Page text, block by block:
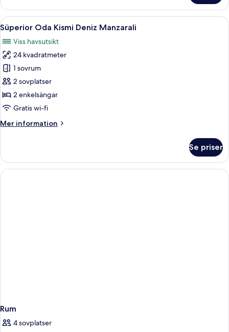
rum
Öppna
alla
foton
för
Süperior
Oda
Kismi
Deniz
Minibar med vissa gratis produkter,
1
Süperior Oda Kismi Deniz Manzarali
Viss havsutsikt
24 kvadratmeter
1 sovrum
2 sovplatser
2 enkelsängar
Gratis wi-fi
Mer information
Mer
Oda
Kismi
Deniz
Se priser
Rum
4 sovplatser